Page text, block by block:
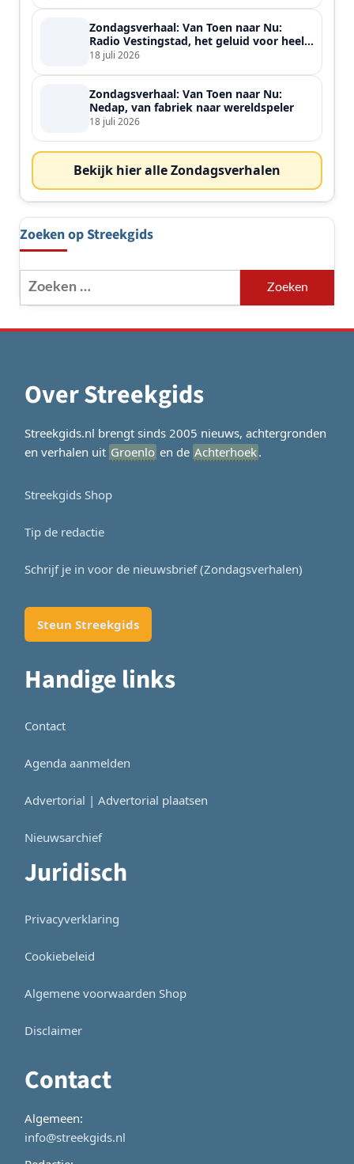
Zondagsverhaal: Van Toen naar Nu:
Radio Vestingstad, het geluid voor heel
de streek
18 juli 2026
Zondagsverhaal: Van Toen naar Nu:
Nedap, van fabriek naar wereldspeler
18 juli 2026
Bekijk hier alle Zondagsverhalen
Zoeken op Streekgids
Zoeken
naar:
Over Streekgids
Streekgids.nl brengt sinds 2005 nieuws, achtergronden
en verhalen uit Groenlo en de Achterhoek.
Streekgids Shop
Tip de redactie
Schrijf je in voor de nieuwsbrief (Zondagsverhalen)
Steun Streekgids
Handige links
Contact
Agenda aanmelden
Advertorial | Advertorial plaatsen
Nieuwsarchief
Juridisch
Privacyverklaring
Cookiebeleid
Algemene voorwaarden Shop
Disclaimer
Contact
Algemeen:
info@streekgids.nl